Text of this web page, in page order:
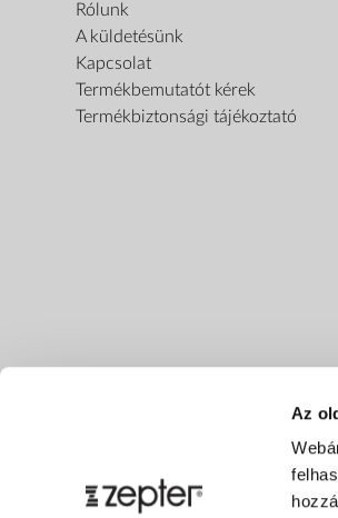
Az
Rólunk
A küldetésünk
Kapcsolat
Termékbemutatót kérek
Termékbiztonsági tájékoztató